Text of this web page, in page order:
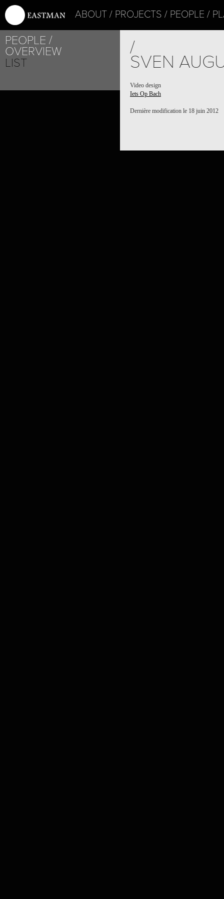
ABOUT PROJECTS PEOPLE
PEOPLE
OVERVIEW
LIST
/
SVEN
Video design
Iets Op Bach
Dernière modification le 18 juin 2012